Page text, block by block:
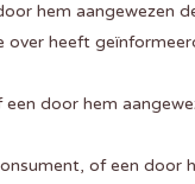
hem aangewezen
heeft
door hem
of een door